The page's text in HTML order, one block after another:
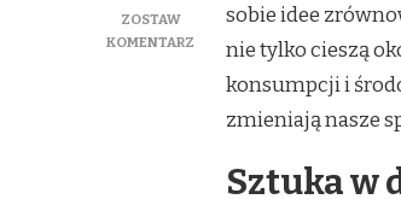
ZOSTAW
KOMENTARZ
ZŁOMU
SZTUKI:
RECYKLING
sobie idee
nie tylko cieszą
konsumpcji i
zmieniają nasze
Sztuka w